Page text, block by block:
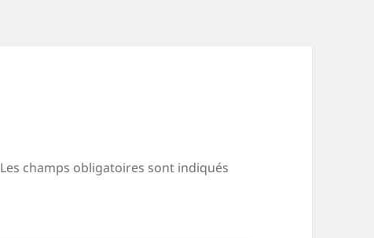
Les champs obligatoires sont indiqués